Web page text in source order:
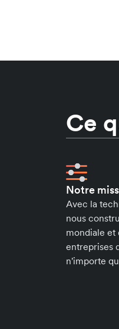
Ce
Notre
Avec la
nous
mondiale et
entreprises
n'importe